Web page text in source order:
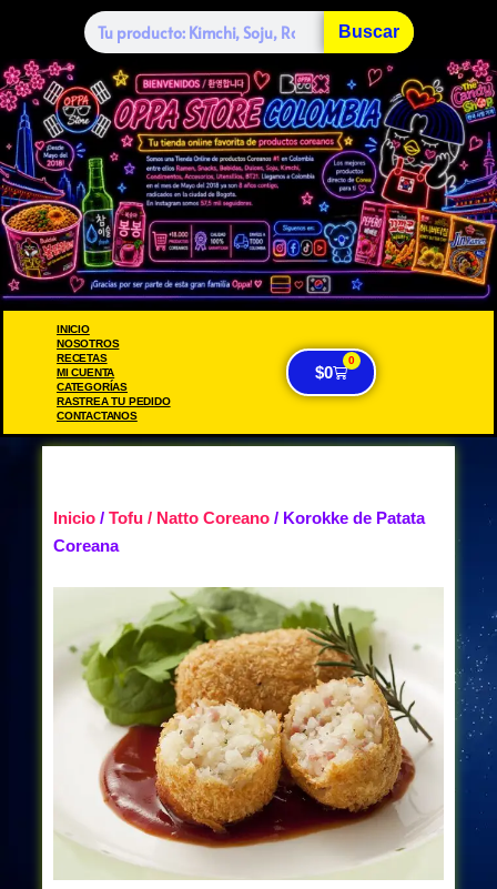
Buscar
INICIO
NOSOTROS
RECETAS
MI CUENTA
CATEGORÍAS
RASTREA TU PEDIDO
CONTACTANOS
$0
0
Inicio / Tofu / Natto Coreano / Korokke de Patata
Coreana